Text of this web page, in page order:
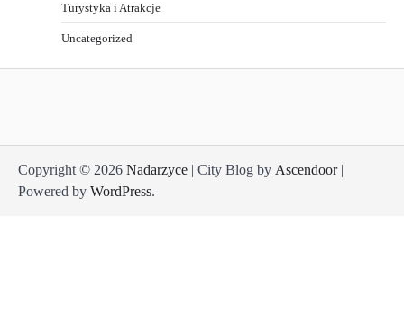
Turystyka i Atrakcje
Uncategorized
Copyright © 2026 Nadarzyce | City Blog by Ascendoor|
Powered by WordPress.